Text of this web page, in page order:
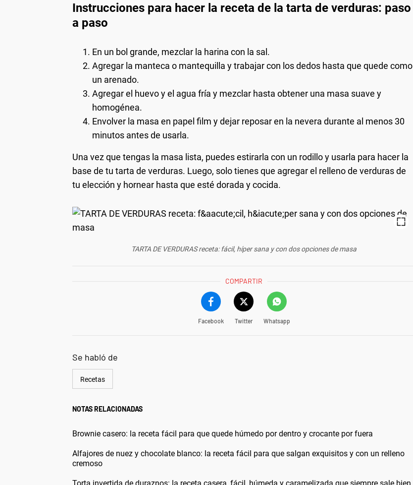
Instrucciones para hacer la receta de la tarta de verduras: paso
a paso
En un bol grande, mezclar la harina con la sal.
Agregar la manteca o mantequilla y trabajar con los dedos hasta que quede como
un arenado.
Agregar el huevo y el agua fría y mezclar hasta obtener una masa suave y
homogénea.
Envolver la masa en papel film y dejar reposar en la nevera durante al menos 30
minutos antes de usarla.
Una vez que tengas la masa lista, puedes estirarla con un rodillo y usarla para hacer la
base de tu tarta de verduras. Luego, solo tienes que agregar el relleno de verduras de
tu elección y hornear hasta que esté dorada y cocida.
TARTA DE VERDURAS receta: fácil, híper sana y con dos opciones de masa
COMPARTIR
Facebook Twitter Whatsapp
Se habló de
Recetas
NOTAS RELACIONADAS
Brownie casero: la receta fácil para que quede húmedo por dentro y crocante por fuera
Alfajores de nuez y chocolate blanco: la receta fácil para que salgan exquisitos y con un relleno
cremoso